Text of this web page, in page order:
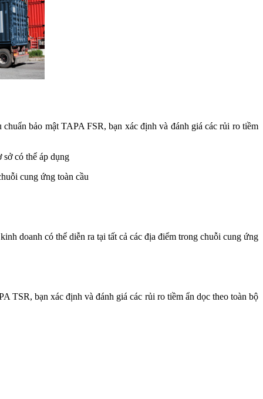
bảo mật TAPA FSR, bạn xác định và đánh giá các rủi ro tiềm
có thể áp dụng
cung ứng toàn cầu
doanh có thể diễn ra tại tất cả các địa điểm trong chuỗi cung ứng
TSR, bạn xác định và đánh giá các rủi ro tiềm ẩn dọc theo toàn bộ